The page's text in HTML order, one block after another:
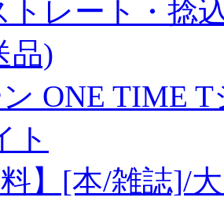
トレート・捻
品)
ONE TIME T
ト
料】[本/雑誌]/